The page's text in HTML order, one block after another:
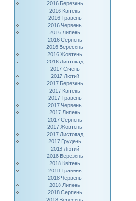
2016 Березень
2016 Квітень
2016 Травень
2016 Червень
2016 Липень
2016 Серпень
2016 Вересень
2016 Жовтень
2016 Листопад
2017 Січень
2017 Лютий
2017 Березень
2017 Квітень
2017 Травень
2017 Червень
2017 Липень
2017 Серпень
2017 Жовтень
2017 Листопад
2017 Грудень
2018 Лютий
2018 Березень
2018 Квітень
2018 Травень
2018 Червень
2018 Липень
2018 Серпень
2018 Вересень